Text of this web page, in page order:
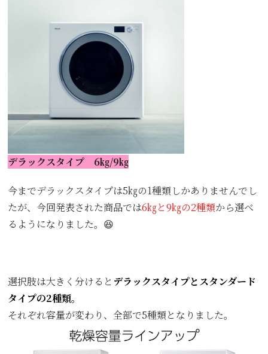
デラックスタイプ 6㎏/9㎏
今までデラックスタイプは5㎏の1種類しかありませんでし
たが、今回発表された商品では6㎏と9㎏の2種類から選べ
るようになりました。😆
選択肢は大きく分けると デラックスタイプとスタンダード
タイプの2種類。
それぞれ容量が変わり、全部で5種類となりました。